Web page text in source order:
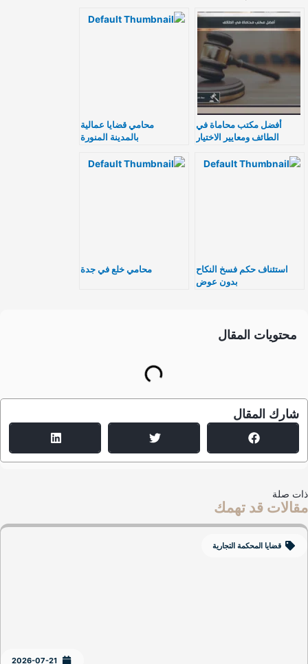
أفضل مكتب محاماة في
الطائف ومعايير الاختيار
محامي قضايا عمالية
بالمدينة المنورة
استئناف حكم فسخ النكاح
بدون عوض
محامي خلع في جدة
محتويات المقال
شارك المقال
صلة
قد تهمك
قضايا المحكمة التجارية
2026-07-21